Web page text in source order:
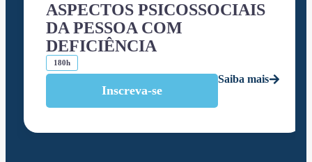
ASPECTOS PSICOSSOCIAIS
DA PESSOA COM
DEFICIÊNCIA
180h
Inscreva-se
Saiba mais